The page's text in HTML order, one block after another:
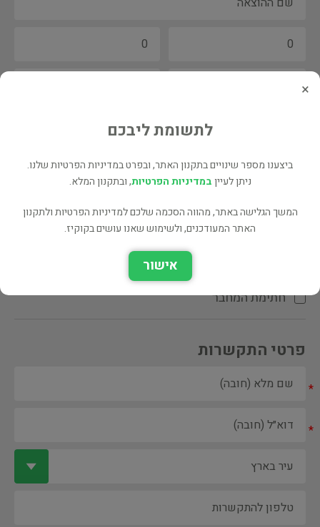
הקדשת המחבר\המתרגם
חתימת המחבר
פרטי התקשרות
*
*
×
לתשומת ליבכם
ביצענו מספר שינויים בתקנון האתר, ובפרט במדיניות הפרטיות שלנו.
ניתן לעייןבמדיניות הפרטיות, ובתקנון המלא.
המשך הגלישה באתר, מהווה הסכמה שלכם למדיניות הפרטיות ולתקנון
האתר המעודכנים, ולשימוש שאנו עושים בקוקיז.
אישור